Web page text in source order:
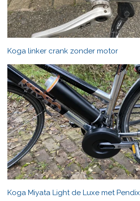
Koga linker crank zonder motor
Koga Miyata Light de Luxe met Pendix